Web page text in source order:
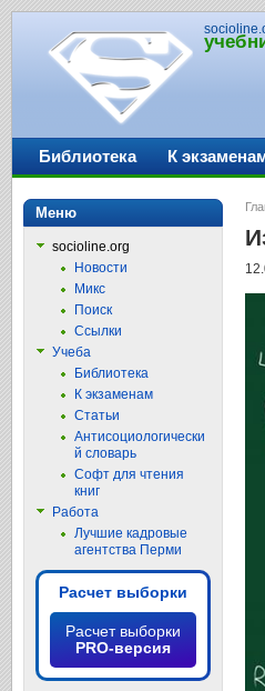
Библиотека К
Меню
socioline.org
Новости
Микс
Поиск
Ссылки
Учеба
Библиотека
К экзаменам
Статьи
Антисоциологически
й словарь
Софт для чтения
книг
Работа
Лучшие кадровые
агентства Перми
Расчет выборки
Расчет выборки
PRO-версия